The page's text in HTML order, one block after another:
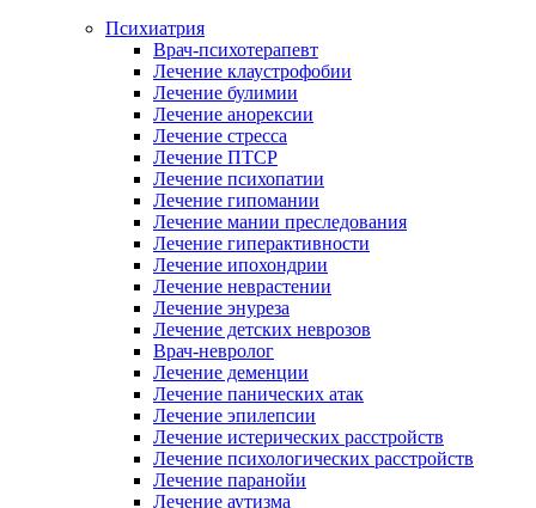
Психиатрия
Врач-психотерапевт
Лечение клаустрофобии
Лечение булимии
Лечение анорексии
Лечение стресса
Лечение ПТСР
Лечение психопатии
Лечение гипомании
Лечение мании преследования
Лечение гиперактивности
Лечение ипохондрии
Лечение неврастении
Лечение энуреза
Лечение детских неврозов
Врач-невролог
Лечение деменции
Лечение панических атак
Лечение эпилепсии
Лечение истерических расстройств
Лечение психологических расстройств
Лечение паранойи
Лечение аутизма